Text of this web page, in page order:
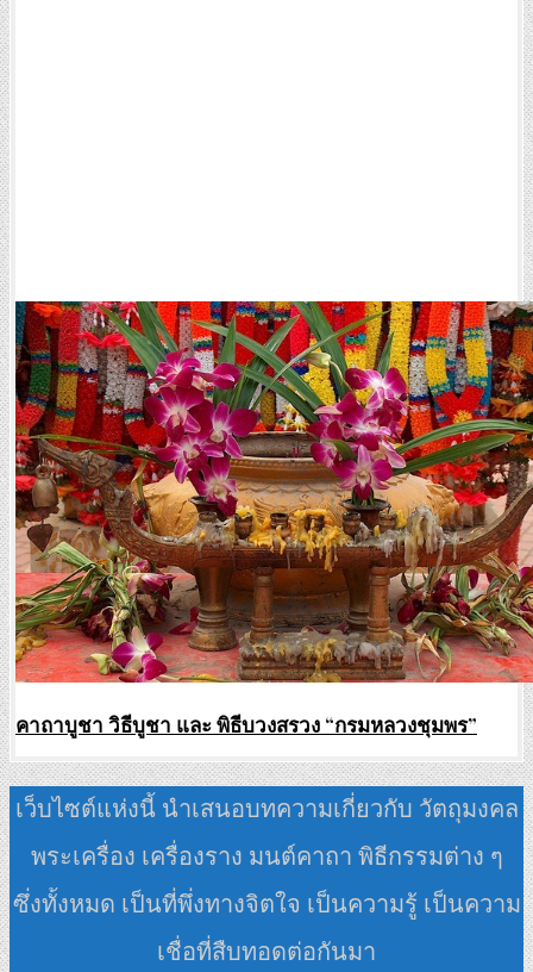
คาถาบูชา วิธีบูชา และ พิธีบวงสรวง “กรมหลวงชุมพร”
เว็บไซต์แห่งนี้ นำเสนอบทความเกี่ยวกับ วัตถุมงคล
พระเครื่อง เครื่องราง มนต์คาถา พิธีกรรมต่าง ๆ
ซึ่งทั้งหมด เป็นที่พึ่งทางจิตใจ เป็นความรู้ เป็นความ
เชื่อที่สืบทอดต่อกันมา